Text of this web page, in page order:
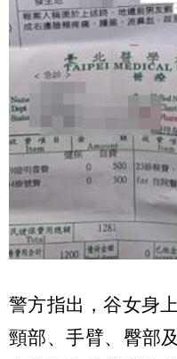
警方指出，谷女身
頸部、手臂、臀部